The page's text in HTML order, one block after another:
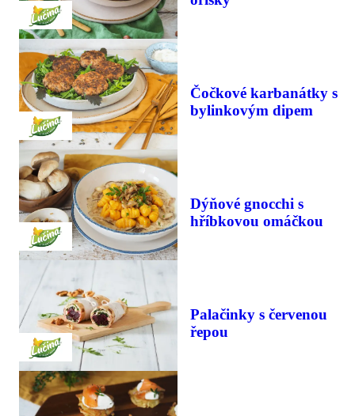
Čočkové karbanátky s
bylinkovým dipem
Dýňové gnocchi s
hříbkovou omáčkou
Palačinky s červenou
řepou